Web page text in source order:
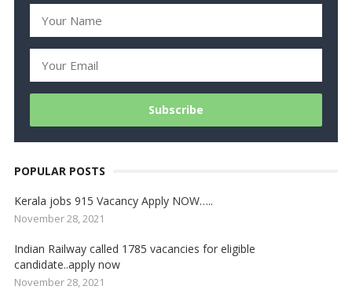
POPULAR POSTS
Kerala jobs 915 Vacancy Apply NOW…..
November 28, 2021
Indian Railway called 1785 vacancies for eligible
candidate..apply now
November 28, 2021